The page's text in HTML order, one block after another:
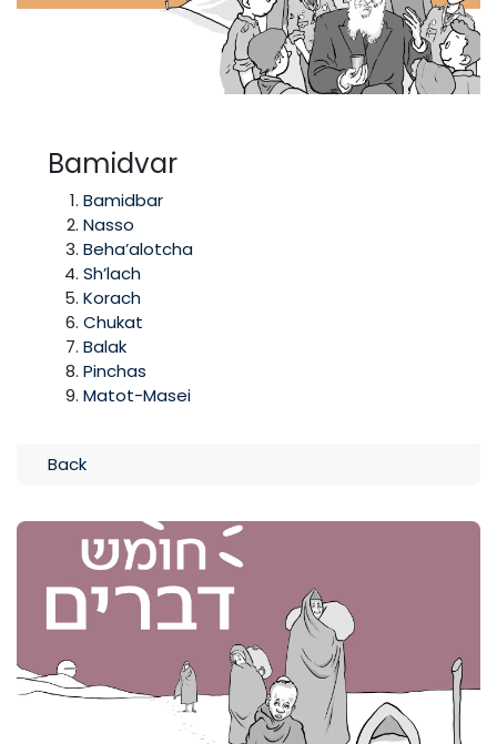
Bamidvar
Bamidbar
Nasso
Beha’alotcha
Sh’lach
Korach
Chukat
Balak
Pinchas
Matot-Masei
Back